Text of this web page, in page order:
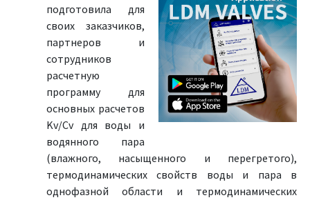
подготовила для
своих заказчиков,
партнеров и
сотрудников
расчетную
программу для
основных расчетов
Kv/Cv для воды и
водянного пара
(влажного, насыщенного и перегретого),
термодинамических свойств воды и пара в
однофазной области и термодинамических